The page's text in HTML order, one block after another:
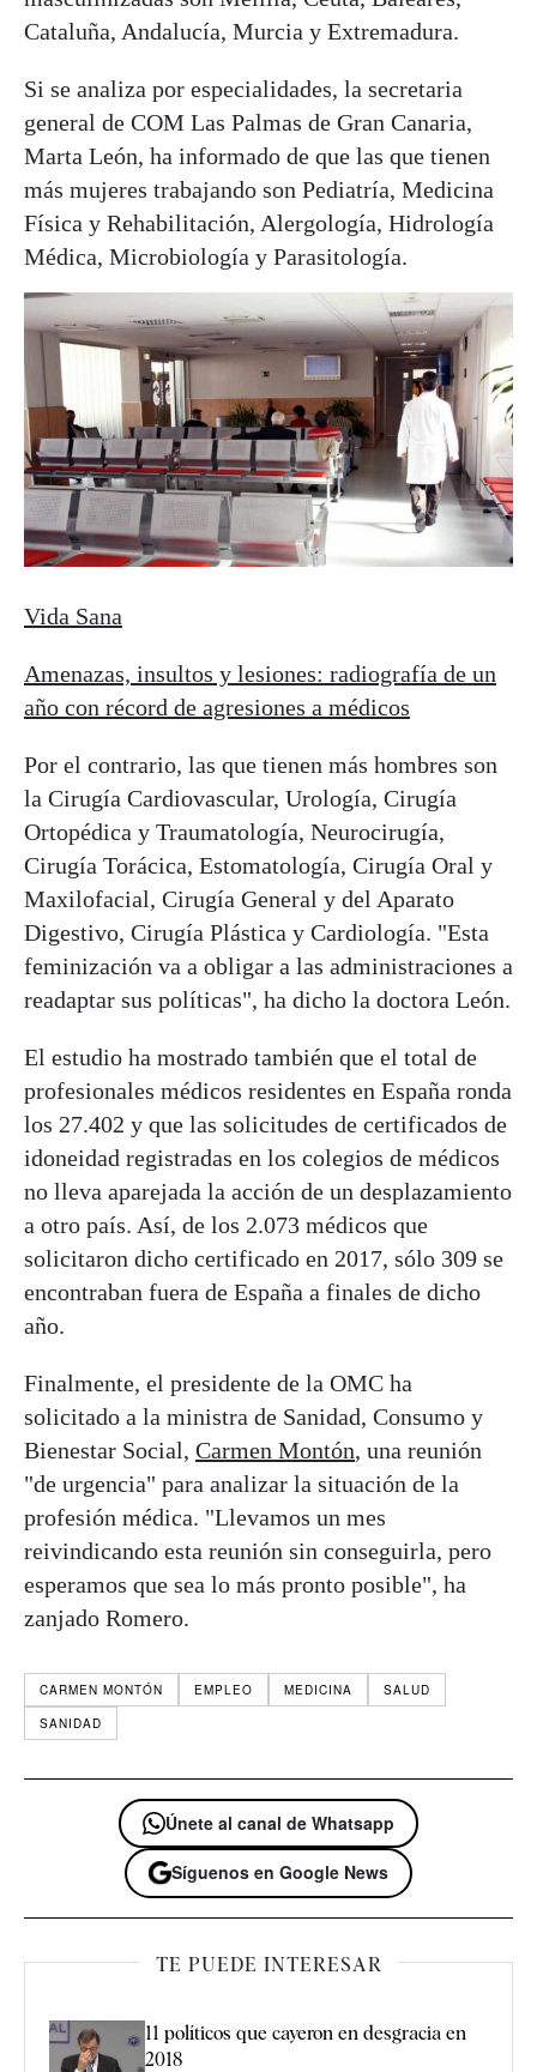
Cataluña, Andalucía, Murcia y Extremadura.
Si se analiza por especialidades, la secretaria
general de COM Las Palmas de Gran Canaria,
Marta León, ha informado de que las que tienen
más mujeres trabajando son Pediatría, Medicina
Física y Rehabilitación, Alergología, Hidrología
Médica, Microbiología y Parasitología.
Vida Sana
Amenazas, insultos y lesiones: radiografía de un
año con récord de agresiones a médicos
Por el contrario, las que tienen más hombres son
la Cirugía Cardiovascular, Urología, Cirugía
Ortopédica y Traumatología, Neurocirugía,
Cirugía Torácica, Estomatología, Cirugía Oral y
Maxilofacial, Cirugía General y del Aparato
Digestivo, Cirugía Plástica y Cardiología. "Esta
feminización va a obligar a las administraciones a
readaptar sus políticas", ha dicho la doctora León.
El estudio ha mostrado también que el total de
profesionales médicos residentes en España ronda
los 27.402 y que las solicitudes de certificados de
idoneidad registradas en los colegios de médicos
no lleva aparejada la acción de un desplazamiento
a otro país. Así, de los 2.073 médicos que
solicitaron dicho certificado en 2017, sólo 309 se
encontraban fuera de España a finales de dicho
año.
Finalmente, el presidente de la OMC ha
solicitado a la ministra de Sanidad, Consumo y
Bienestar Social, Carmen Montón, una reunión
"de urgencia" para analizar la situación de la
profesión médica. "Llevamos un mes
reivindicando esta reunión sin conseguirla, pero
esperamos que sea lo más pronto posible", ha
zanjado Romero.
CARMEN MONTÓN EMPLEO MEDICINA
SALUD
SANIDAD
Únete al canal de Whatsapp
Síguenos en Google News
TE PUEDE INTERESAR
11 políticos que cayeron en desgracia en
2018